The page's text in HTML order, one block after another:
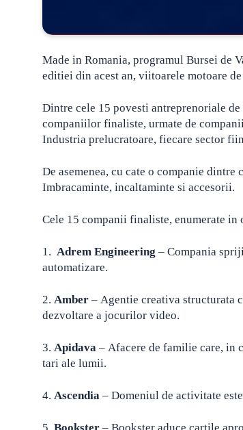
Made in Romania, programul Bursei de
editiei din acest an, viitoarele motoare
Dintre cele 15 povesti antreprenoriale
companiilor finaliste, urmate de
Industria prelucratoare, fiecare sector
De asemenea, cu cate o companie
Imbracaminte, incaltaminte si accesorii.
Cele 15 companii finaliste, enumerate in
1. Adrem Engineering – Compania
automatizare.
2. Amber – Agentie creativa structurata
dezvoltare a jocurilor video.
3. Apidava – Afacere de familie care, in
tari ale lumii.
4. Ascendia – Domeniul de activitate
5. Bookster – Bookster aduce cartile